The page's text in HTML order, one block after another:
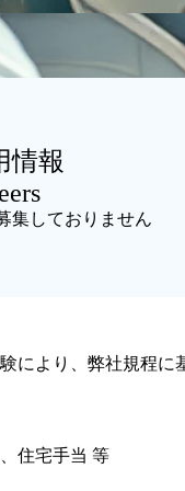
情報
集しておりません
により、弊社規程に
住宅手当 等